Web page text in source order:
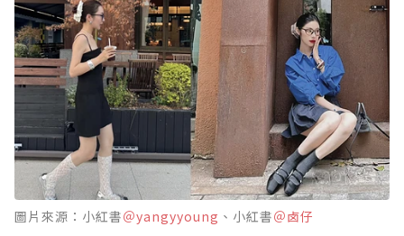
圖片來源：小紅書＠yangyyoung 、小紅書＠卤仔